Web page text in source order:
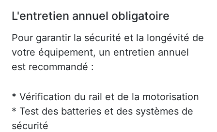
L'entretien annuel obligatoire
Pour garantir la sécurité et la longévité de
votre équipement, un entretien annuel
est recommandé :
* Vérification du rail et de la motorisation
* Test des batteries et des systèmes de
sécurité